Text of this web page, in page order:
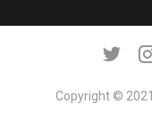
Copyright © 2021